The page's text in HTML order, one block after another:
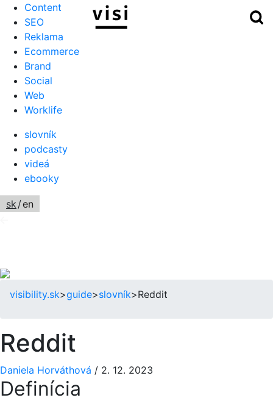
Menu
Content
SEO
Reklama
Ecommerce
Brand
Social
Web
Worklife
slovník
podcasty
videá
ebooky
sk/en
visibility.sk>guide>slovník>Reddit
Reddit
Daniela Horváthová / 2. 12. 2023
Definícia